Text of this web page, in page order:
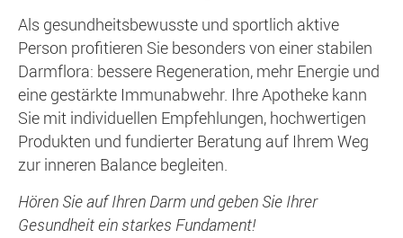
Als gesundheitsbewusste und sportlich aktive
Person profitieren Sie besonders von einer stabilen
Darmflora: bessere Regeneration, mehr Energie und
eine gestärkte Immunabwehr. Ihre Apotheke kann
Sie mit individuellen Empfehlungen, hochwertigen
Produkten und fundierter Beratung auf Ihrem Weg
zur inneren Balance begleiten.
Hören Sie auf Ihren Darm und geben Sie Ihrer
Gesundheit ein starkes Fundament!